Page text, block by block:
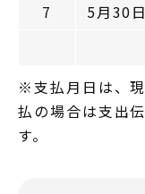
7
5月30日
※支払月日は、
払の場合は支出
す。